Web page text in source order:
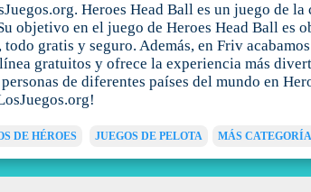
Heroes Head Ball es un juego de
objetivo en el juego de Heroes Head Ball es
gratis y seguro. Además, en Friv
gratuitos y ofrece la experiencia más
de diferentes países del mundo en
DE HÉROES JUEGOS DE PELOTA MÁS CATEGORÍA